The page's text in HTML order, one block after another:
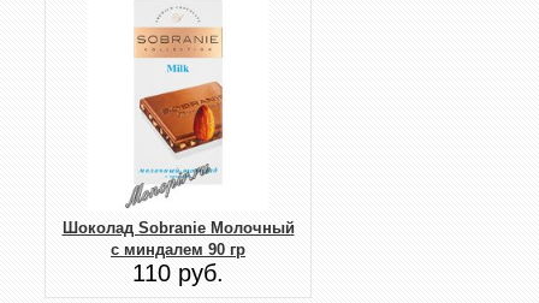
Шоколад Sobranie Молочный
с миндалем 90 гр
110 руб.